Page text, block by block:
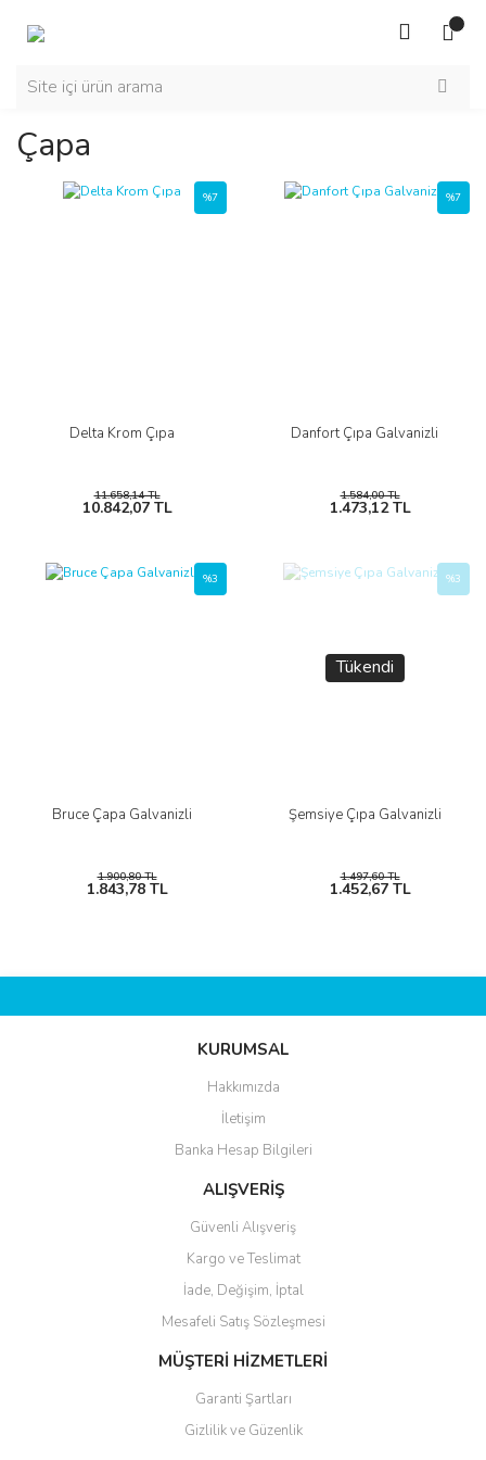
Çapa
Delta Krom Çıpa
%7
11.658,14 TL
10.842,07 TL
Danfort Çıpa Galvanizli
%7
1.584,00 TL
1.473,12 TL
Bruce Çapa Galvanizli
%3
1.900,80 TL
1.843,78 TL
Tükendi
Şemsiye Çıpa Galvanizli
%3
1.497,60 TL
1.452,67 TL
KURUMSAL
Hakkımızda
İletişim
Banka Hesap Bilgileri
ALIŞVERİŞ
Güvenli Alışveriş
Kargo ve Teslimat
İade, Değişim, İptal
Mesafeli Satış Sözleşmesi
MÜŞTERİ HİZMETLERİ
Garanti Şartları
Gizlilik ve Güzenlik